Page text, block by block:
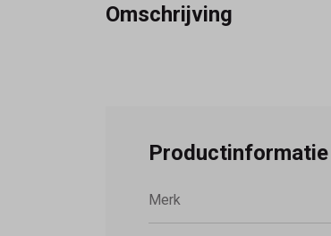
Omschrijving
Productinformatie
Merk